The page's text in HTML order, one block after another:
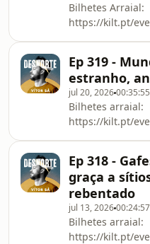
Bilhetes Arraial:
https://kilt.pt/
Ep 319 -
estranho,
jul 20, 202600:35:55
Bilhetes arraial:
https://kilt.pt/
Ep 318 -
graça a
rebentado
jul 13, 202600:24:57
Bilhetes arraial:
https://kilt.pt/